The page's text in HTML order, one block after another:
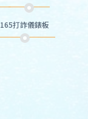
165打詐儀錶板